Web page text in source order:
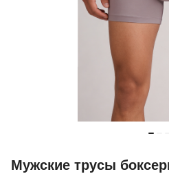
Мужские трусы